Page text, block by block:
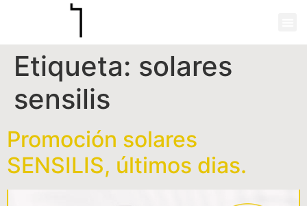
Etiqueta: solares
sensilis
Promoción solares
SENSILIS, últimos dias.